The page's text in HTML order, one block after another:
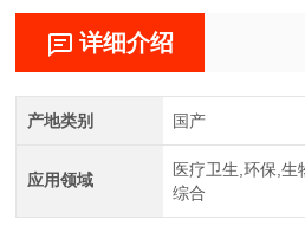
详细介绍
产地类别 国产
应用领域
医疗卫生,环保,生
综合